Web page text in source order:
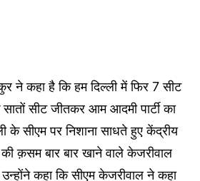
ने कहा है कि हम दिल्ली में फिर 7 सीट
सीट जीतकर आम आदमी पार्टी का
के सीएम पर निशाना साधते हुए केंद्रीय
क़सम बार बार खाने वाले केजरीवाल
कहा कि सीएम केजरीवाल ने कहा